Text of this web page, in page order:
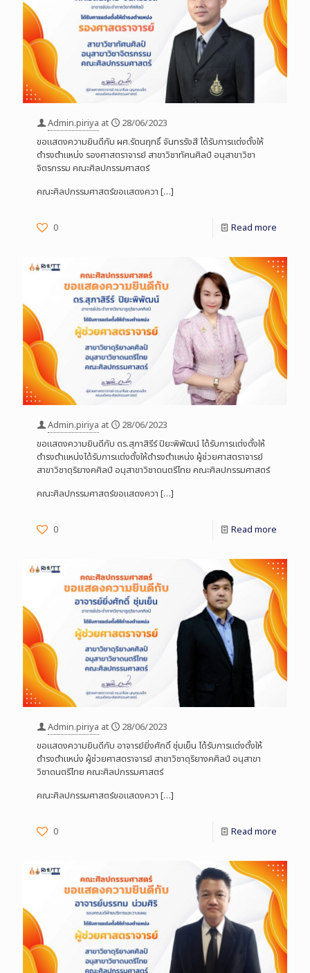
Admin.piriya at
28/06/2023
ขอแสดงความยินดีกับ ผศ.รัตนฤทธิ์ จันทรรังสี ได้รับการแต่งตั้งให้
ดำรงตำแหน่ง รองศาสตราจารย์ สาขาวิชาทัศนศิลป์ อนุสาขาวิชา
จิตรกรรม คณะศิลปกรรมศาสตร์
คณะศิลปกรรมศาสตร์ขอแสดงควา […]
0 Read more
Admin.piriya at
28/06/2023
ขอแสดงความยินดีกับ ดร.สุภาสิรีร์ ปิยะพิพัฒน์ ได้รับการแต่งตั้งให้
ดำรงตำแหน่งได้รับการแต่งตั้งให้ดำรงตำแหน่ง ผู้ช่วยศาสตราจารย์
สาขาวิชาดุริยางคศิลป์ อนุสาขาวิชาดนตรีไทย คณะศิลปกรรมศาสตร์
คณะศิลปกรรมศาสตร์ขอแสดงควา […]
0 Read more
Admin.piriya at
28/06/2023
ขอแสดงความยินดีกับ อาจารย์ยิ่งศักดิ์ ชุ่มเย็น ได้รับการแต่งตั้งให้
ดำรงตำแหน่ง ผู้ช่วยศาสตราจารย์ สาขาวิชาดุริยางคศิลป์ อนุสาขา
วิชาดนตรีไทย คณะศิลปกรรมศาสตร์
คณะศิลปกรรมศาสตร์ขอแสดงควา […]
0 Read more